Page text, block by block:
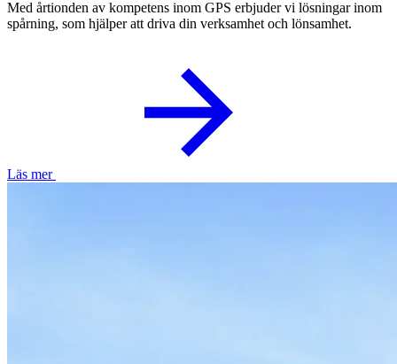
Med årtionden av kompetens inom GPS erbjuder vi lösningar inom
spårning, som hjälper att driva din verksamhet och lönsamhet.
Läs mer